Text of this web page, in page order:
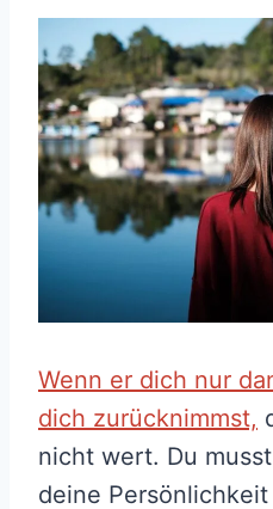
Wenn er dich nur
dich zurücknimmst,
nicht wert. Du
deine